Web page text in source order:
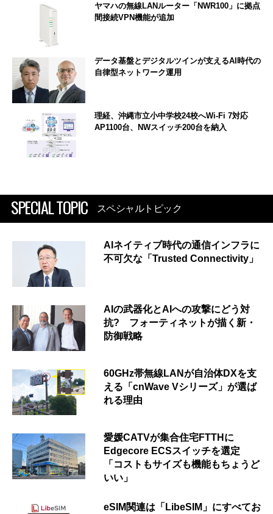
ヤマハの無線LANルーター「NWR100」に拠点
間接続VPN機能が追加
データ基盤とデジタルツインが支えるAI時代の
自律型ネットワーク運用
理経、沖縄市立小中学校24校へWi-Fi 7対応
AP1100台、NWスイッチ200台を納入
SPECIAL TOPIC スペシャルトピック
AIネイティブ時代の通信インフラに
不可欠な「Trusted Connectivity」
AIの武器化とAIへの攻撃にどう対
抗? フォーティネットが描く新・
防御戦略
60GHz帯無線LANが自治体DXを支
える「cnWave Vシリーズ」が選ば
れる理由
愛媛CATVが集合住宅FTTHに
Edgecore ECSスイッチを選定
「コストもサイズも機能もちょうど
いい」
eSIM関連は「LibeSIM」にすべてお